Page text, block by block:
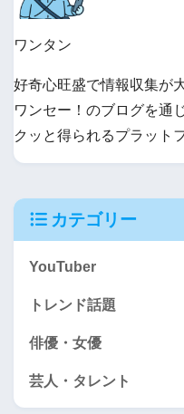
ワンタン
好奇心旺盛で情報収集が
ワンセー！のブログを通
クッと得られるプラット
カテゴリー
YouTuber
トレンド話題
俳優・女優
芸人・タレント